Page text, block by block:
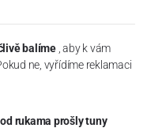
balíme , aby k vám
ne, vyřídíme reklamaci
rukama prošly tuny